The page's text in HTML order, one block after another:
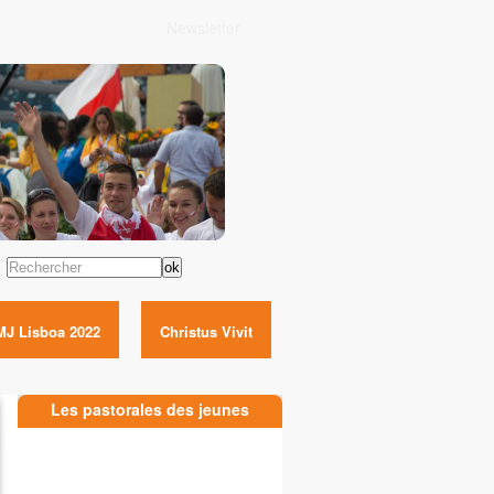
Rechercher
Lisboa 2022 Christus Vivit
Les pastorales des jeunes